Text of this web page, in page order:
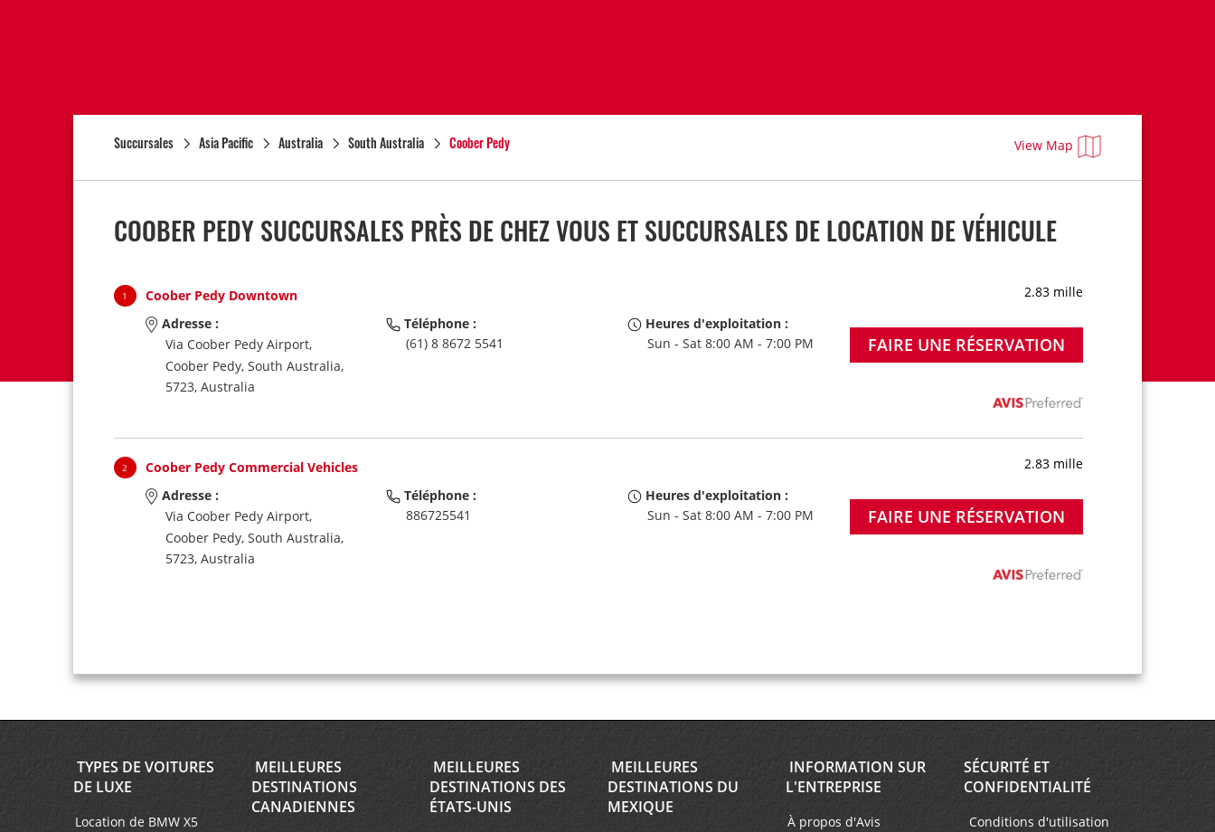
Succursales Asia Pacific Australia South Australia Coober Pedy View Map
COOBER PEDY SUCCURSALES PRÈS DE CHEZ VOUS ET SUCCURSALES DE LOCATION DE VÉHICULE
1 Coober Pedy Downtown
2.83 mille
Adresse :
Via Coober Pedy Airport,
Coober Pedy, South Australia,
5723, Australia
Téléphone :
(61) 8 8672 5541
Heures d'exploitation :
Sun - Sat 8:00 AM - 7:00 PM
FAIRE UNE RÉSERVATION
2 Coober Pedy Commercial Vehicles
2.83 mille
Adresse :
Via Coober Pedy Airport,
Coober Pedy, South Australia,
5723, Australia
Téléphone :
886725541
Heures d'exploitation :
Sun - Sat 8:00 AM - 7:00 PM
FAIRE UNE RÉSERVATION
TYPES DE VOITURES
DE LUXE
Location de BMW X5
MEILLEURES
DESTINATIONS
CANADIENNES
MEILLEURES
DESTINATIONS DES
ÉTATS-UNIS
MEILLEURES
DESTINATIONS DU
MEXIQUE
INFORMATION SUR
L'ENTREPRISE
À propos d'Avis
SÉCURITÉ ET
CONFIDENTIALITÉ
Conditions d'utilisation